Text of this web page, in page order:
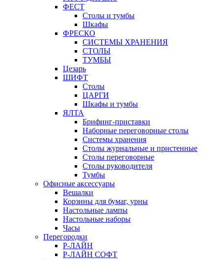
ФЕСТ
Столы и тумбы
Шкафы
ФРЕСКО
СИСТЕМЫ ХРАНЕНИЯ
СТОЛЫ
ТУМБЫ
Цезарь
ШИФТ
Столы
ЦАРГИ
Шкафы и тумбы
ЯЛТА
Брифинг-приставки
Наборные переговорные столы
Системы хранения
Столы журнальные и пристенные
Столы переговорные
Столы руководителя
Тумбы
Офисные аксессуары
Вешалки
Корзины для бумаг, урны
Настольные лампы
Настольные наборы
Часы
Перегородки
Р-ЛАЙН
Р-ЛАЙН СОФТ